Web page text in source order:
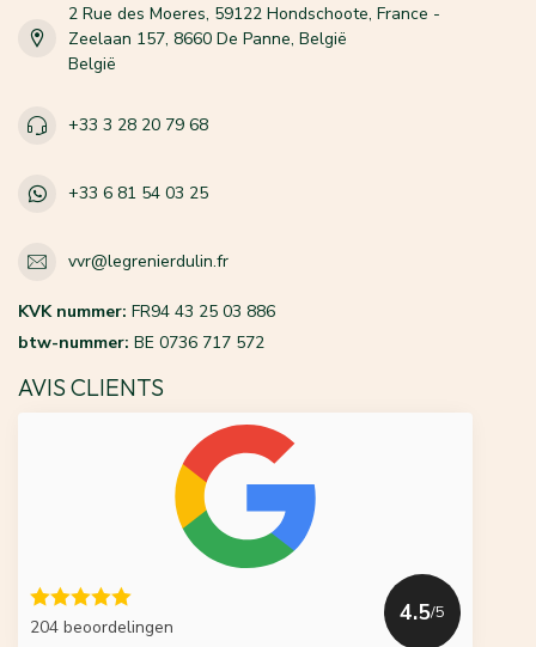
2 Rue des Moeres, 59122 Hondschoote, France -
Zeelaan 157, 8660 De Panne, België
België
+33 3 28 20 79 68
+33 6 81 54 03 25
vvr@legrenierdulin.fr
KVK nummer: FR94 43 25 03 886
btw-nummer: BE 0736 717 572
AVIS CLIENTS
204 beoordelingen
4.5/5